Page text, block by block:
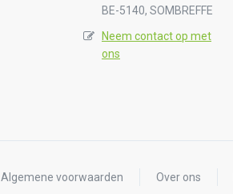
BE-5140, SOMBREFFE
Neem contact op met
ons
Algemene voorwaarden Over ons